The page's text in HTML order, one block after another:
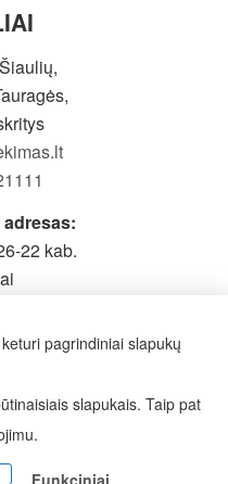
22 kab.
V 9-19h,pagrindiniai slapukų
slapukais. Taip pat
Funkciniai